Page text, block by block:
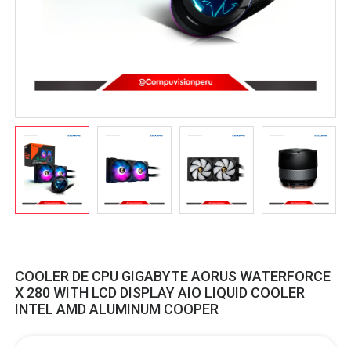
COOLER DE CPU GIGABYTE AORUS WATERFORCE
X 280 WITH LCD DISPLAY AIO LIQUID COOLER
INTEL AMD ALUMINUM COOPER